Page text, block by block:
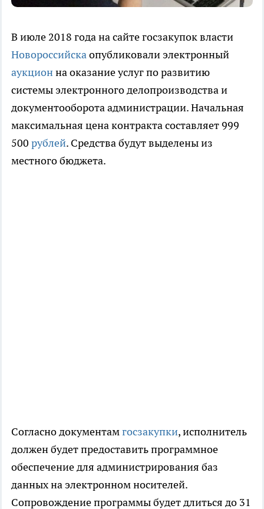
В июле 2018 года на сайте госзакупок власти
Новороссийскаопубликовали электронный
аукционна оказание услуг по развитию
системы электронного делопроизводства и
документооборота администрации. Начальная
максимальная цена контракта составляет 999
500 рублей. Средства будут выделены из
местного бюджета.
Согласно документамгосзакупки, исполнитель
должен будет предоставить программное
обеспечение для администрирования баз
данных на электронном носителей.
Сопровождение программы будет длиться до 31